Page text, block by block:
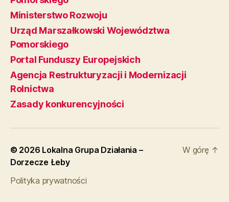
Ministerstwo Rozwoju
Urząd Marszałkowski Województwa
Pomorskiego
Portal Funduszy Europejskich
Agencja Restrukturyzacji i Modernizacji
Rolnictwa
Zasady konkurencyjności
© 2026 Lokalna Grupa Działania –
Dorzecze Łeby
Polityka prywatności
W górę ↑